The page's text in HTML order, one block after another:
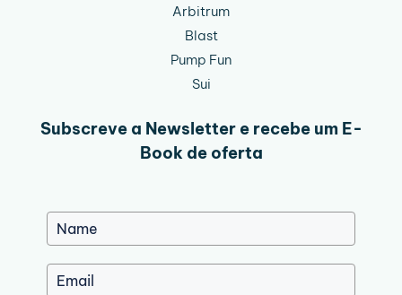
Arbitrum
Blast
Pump Fun
Sui
Subscreve a Newsletter e recebe um E-
Book de oferta